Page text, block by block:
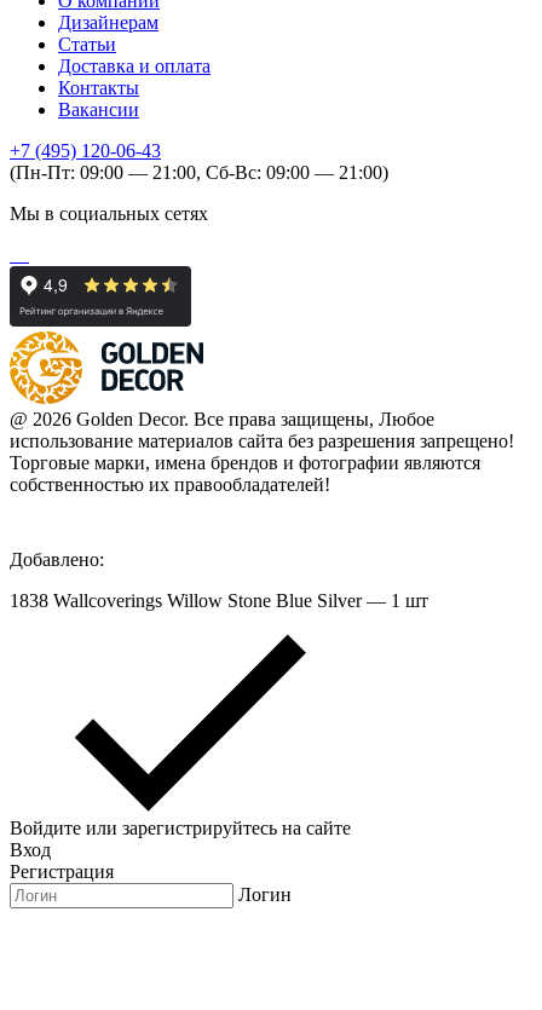
Дизайнерам
Статьи
Доставка и оплата
Контакты
Вакансии
+7 (495) 120-06-43
(Пн-Пт: 09:00 — 21:00, Сб-Вс: 09:00 — 21:00)
Мы в социальных сетях
@ 2026 Golden Decor. Все права защищены, Любое
использование материалов сайта без разрешения запрещено!
Торговые марки, имена брендов и фотографии являются
собственностью их правообладателей!
Добавлено:
1838 Wallcoverings Willow Stone Blue Silver — 1 шт
Войдите или зарегистрируйтесь на сайте
Вход
Регистрация
Логин